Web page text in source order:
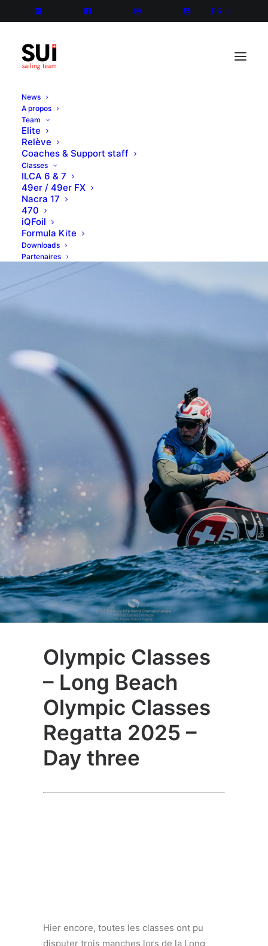
FR
News
A propos
Team
Elite
Relève
Coaches & Support staff
Classes
ILCA 6 & 7
49er / 49er FX
Nacra 17
470
iQFoil
Formula Kite
Downloads
Partenaires
Olympic Classes
– Long Beach
Olympic Classes
Regatta 2025 –
Day three
Hier encore, toutes les classes ont pu
disputer trois manches lors de la Long